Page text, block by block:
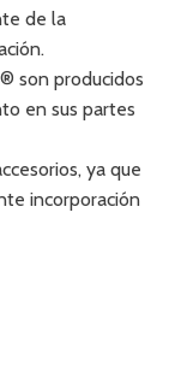
de la
son producidos
en sus partes
ya que
incorporación